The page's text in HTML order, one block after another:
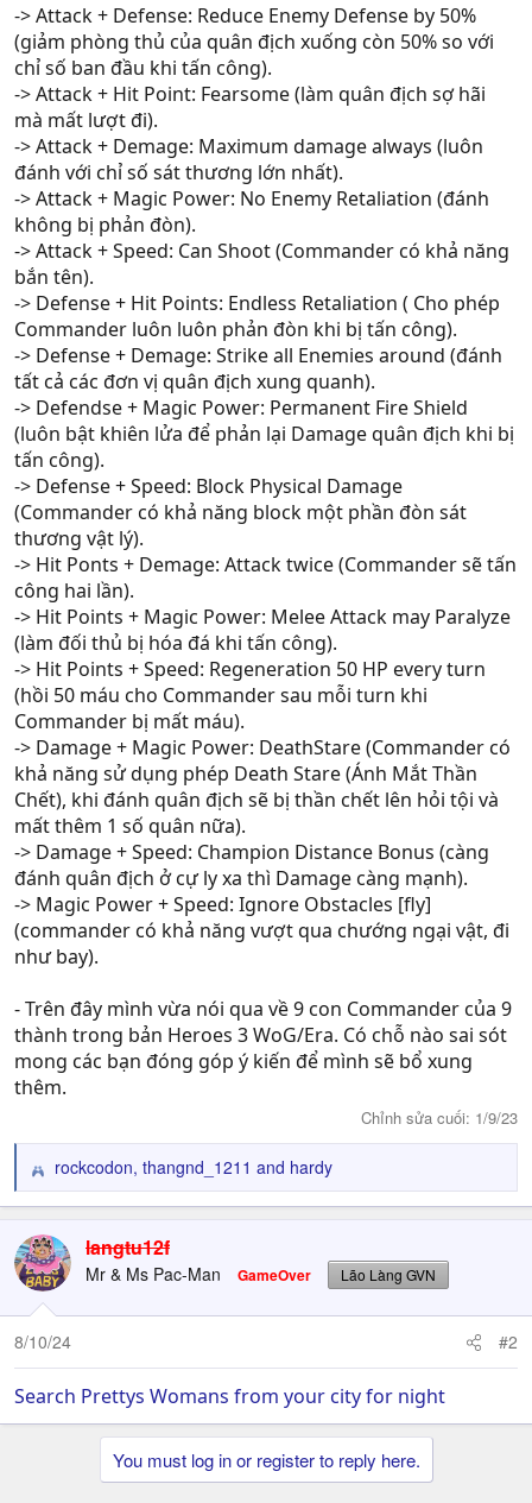
-> Attack + Defense: Reduce Enemy Defense by 50%
(giảm phòng thủ của quân địch xuống còn 50% so với
chỉ số ban đầu khi tấn công).
-> Attack + Hit Point: Fearsome (làm quân địch sợ hãi
mà mất lượt đi).
-> Attack + Demage: Maximum damage always (luôn
đánh với chỉ số sát thương lớn nhất).
-> Attack + Magic Power: No Enemy Retaliation (đánh
không bị phản đòn).
-> Attack + Speed: Can Shoot (Commander có khả năng
bắn tên).
-> Defense + Hit Points: Endless Retaliation ( Cho phép
Commander luôn luôn phản đòn khi bị tấn công).
-> Defense + Demage: Strike all Enemies around (đánh
tất cả các đơn vị quân địch xung quanh).
-> Defendse + Magic Power: Permanent Fire Shield
(luôn bật khiên lửa để phản lại Damage quân địch khi bị
tấn công).
-> Defense + Speed: Block Physical Damage
(Commander có khả năng block một phần đòn sát
thương vật lý).
-> Hit Ponts + Demage: Attack twice (Commander sẽ tấn
công hai lần).
-> Hit Points + Magic Power: Melee Attack may Paralyze
(làm đối thủ bị hóa đá khi tấn công).
-> Hit Points + Speed: Regeneration 50 HP every turn
(hồi 50 máu cho Commander sau mỗi turn khi
Commander bị mất máu).
-> Damage + Magic Power: DeathStare (Commander có
khả năng sử dụng phép Death Stare (Ánh Mắt Thần
Chết), khi đánh quân địch sẽ bị thần chết lên hỏi tội và
mất thêm 1 số quân nữa).
-> Damage + Speed: Champion Distance Bonus (càng
đánh quân địch ở cự ly xa thì Damage càng mạnh).
-> Magic Power + Speed: Ignore Obstacles [fly]
(commander có khả năng vượt qua chướng ngại vật, đi
như bay).
- Trên đây mình vừa nói qua về 9 con Commander của 9
thành trong bản Heroes 3 WoG/Era. Có chỗ nào sai sót
mong các bạn đóng góp ý kiến để mình sẽ bổ xung
thêm.
Chỉnh sửa cuối: 1/9/23
R
e
c
t
i
o
n
rockcodon, thangnd_1211 and hardy
langtu12f
Mr & Ms Pac-Man GameOver Lão Làng GVN
8/10/24 #2
Search Prettys Womans from your city for night
You must log in or register to reply here.